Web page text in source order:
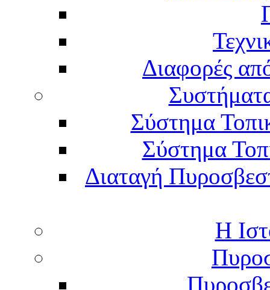
Διαφορές
Σύστημα
Σύστημα
Διαταγή
Η